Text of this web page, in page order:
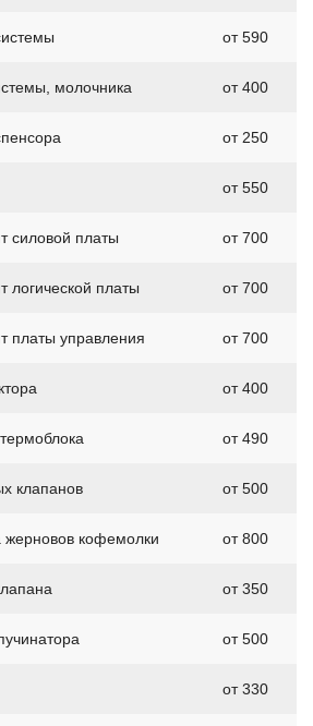
от 590
молочника от 400
от 250
от 550
силовой платы от 700
логической платы от 700
платы управления от 700
от 400
от 490
клапанов от 500
жерновов кофемолки от 800
от 350
от 500
от 330